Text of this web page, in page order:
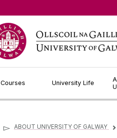
Courses University Life
▻ ABOUT UNIVERSITY OF GALWAY ▻